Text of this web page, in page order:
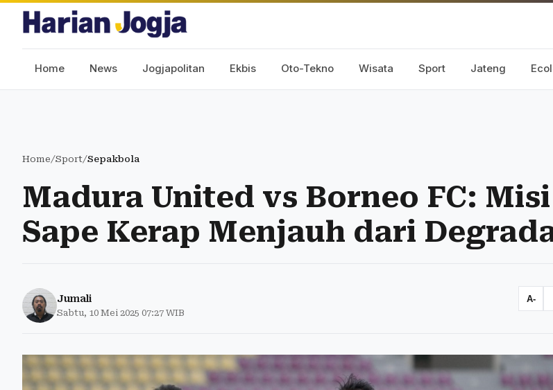
Home News Jogjapolitan Ekbis Oto-Tekno Wisata Sport Jateng
Home/Sport/Sepakbola
Madura United vs Borneo FC: Misi
Sape Kerap Menjauh dari
Jumali
Sabtu, 10 Mei 2025 07:27 WIB
A-